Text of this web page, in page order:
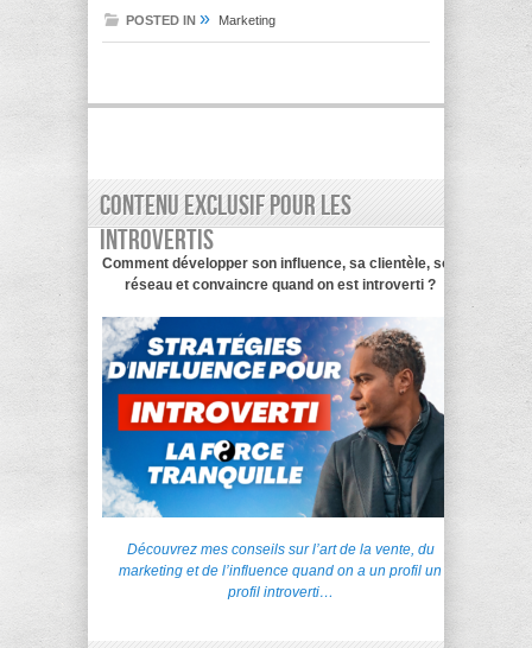
POSTED IN » Marketing
Contenu exclusif pour les
introvertis
Comment développer son influence, sa clientèle, son
réseau et convaincre quand on est introverti ?
Découvrez mes conseils sur l’art de la vente, du
marketing et de l’influence quand on a un profil un
profil introverti…